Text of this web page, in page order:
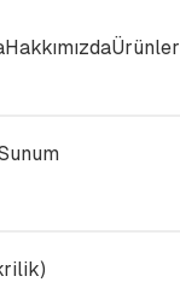
HakkımızdaÜrünler